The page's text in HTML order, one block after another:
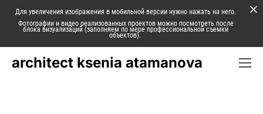
Для увеличения изображения в мобильной версии нужно нажать на него.
Фотографии и видео реализованных проектов можно посмотреть после
блока визуализаций (заполняем по мере профессиональной съемки
объектов).
architect ksenia atamanova